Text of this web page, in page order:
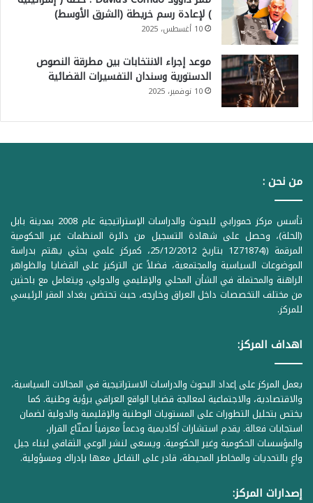
) لإعادة رسم خريطة (الشرق الأوسط)
10 أغسطس، 2025
موعد إجراء الانتخابات بين مطرقة النصوص
الدستورية وسندان التفسيرات القضائية
10 نوفمبر، 2025
من نحن :
تأسس مركز حمورابي للبحوث والدراسات الإستراتيجية عام 2008 بمدينة بابل
(الحلة)، وحصل على شهادة التسجيل من دائرة المنظمات غير الحكومية
المرقمة ((1Z71874 بتاريخ 25/12/2012، كمركز علمي بحثي يهتم بدراسة
الموضوعات السياسية والمجتمعية، فضلاً عن التركيز على القضايا والظواهر
الراهنة والمحتملة في الشأن المحلي والإقليمي والدولي، ويتعامل مع باحثين
من مختلف التخصصات داخل العراق وخارجه، حيث تحتضن بغداد المقر الرئيسي
للمركز.
اهداف المركز:
يعمل المركز على إعداد البحوث والدراسات الاستراتيجية في المجالات السياسية،
والاقتصادية، والاجتماعية لمعالجة قضايا الواقع العراقي برؤية وطنية. كما
يختص بتحليل التطورات على المستويات الوطنية والإقليمية والدولية لضمان
استجابات فعالة. يقدم استشارات أكاديمية ودعماً معرفياً لصنّاع القرار،
والمؤسسات الحكومية وغير الحكومية. ويسعى لنشر الوعي الثقافي لبناء جيل
واعٍ بالتحديات والمخاطر المحيطة، قادر على التفاعل معها بإدراك ومسؤولية.
إصدارات المركز: